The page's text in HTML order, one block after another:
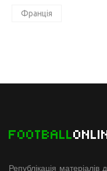
Франція
FOOTBALL
Републікація